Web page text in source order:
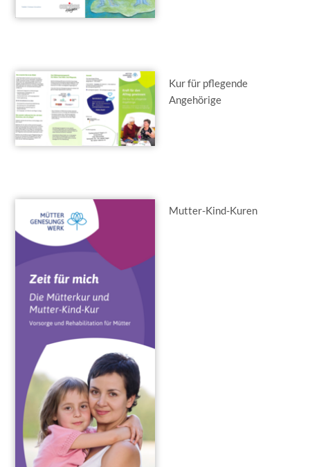
Kur für pflegende
Angehörige
Mutter-Kind-Kuren